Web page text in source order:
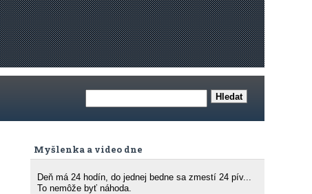
Myšlenka a video dne
Deň má 24 hodín, do jednej bedne sa zmestí 24 pív...
To nemôže byť náhoda.